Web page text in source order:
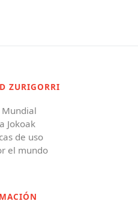
ZURIGORRI
Jokoak
de uso
el mundo